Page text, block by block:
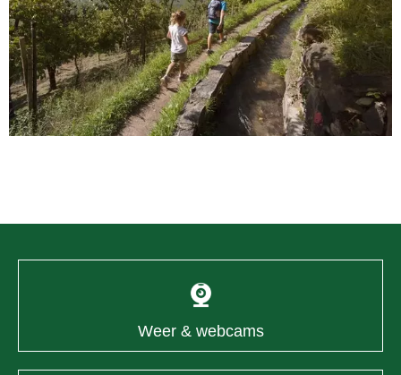
Weer & webcams